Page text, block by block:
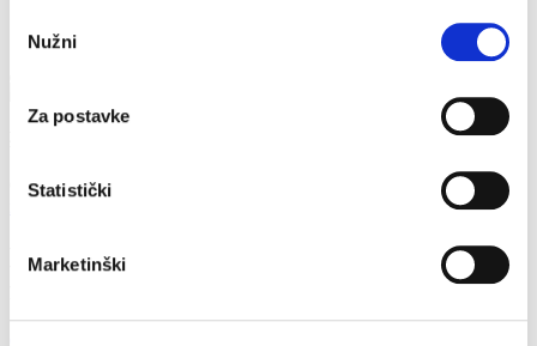
pristanka
Nužni
Za postavke
Statistički
Marketinški
Obala sv. Nikole 31, Baška Voda
Entry into the Republic of Croatia for